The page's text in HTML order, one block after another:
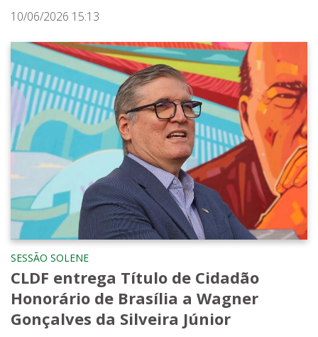
10/06/2026 15:13
SESSÃO SOLENE
CLDF entrega Título de Cidadão
Honorário de Brasília a Wagner
Gonçalves da Silveira Júnior